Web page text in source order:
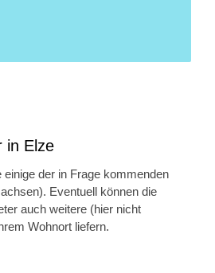
in Elze
einige der in Frage kommenden
Eventuell können die
auch weitere (hier nicht
Wohnort liefern.